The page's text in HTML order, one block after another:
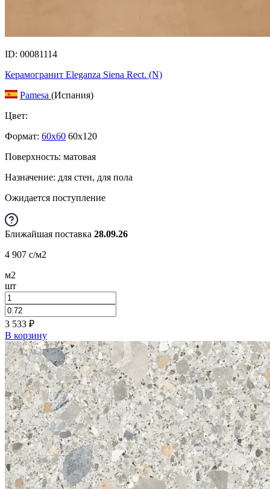
ID: 00081114
Керамогранит Eleganza Siena Rect. (N)
Pamesa (Испания)
Цвет:
Формат: 60x60 60x120
Поверхность: матовая
Назначение: для стен, для пола
Ожидается поступление
Ближайшая поставка 28.09.26
4 907 c/м2
м2
шт
3 533 ₽
В корзину